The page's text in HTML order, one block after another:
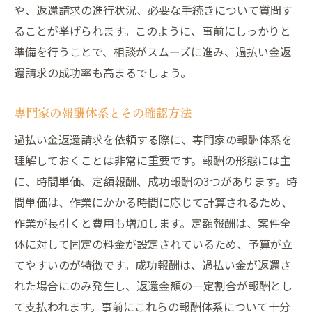
や、返還請求の進行状況、必要な手続きについて質問す
ることが挙げられます。このように、事前にしっかりと
準備を行うことで、相談がスムーズに進み、過払い金返
還請求の成功率も高まるでしょう。
専門家の報酬体系とその確認方法
過払い金返還請求を依頼する際に、専門家の報酬体系を
理解しておくことは非常に重要です。報酬の形態には主
に、時間単価、定額報酬、成功報酬の3つがあります。時
間単価は、作業にかかる時間に応じて計算されるため、
作業が長引くと費用も増加します。定額報酬は、案件全
体に対して固定の料金が設定されているため、予算が立
てやすいのが特徴です。成功報酬は、過払い金が返還さ
れた場合にのみ発生し、返還金額の一定割合が報酬とし
て支払われます。事前にこれらの報酬体系について十分